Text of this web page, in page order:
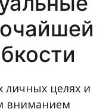
личных целях и
вниманием